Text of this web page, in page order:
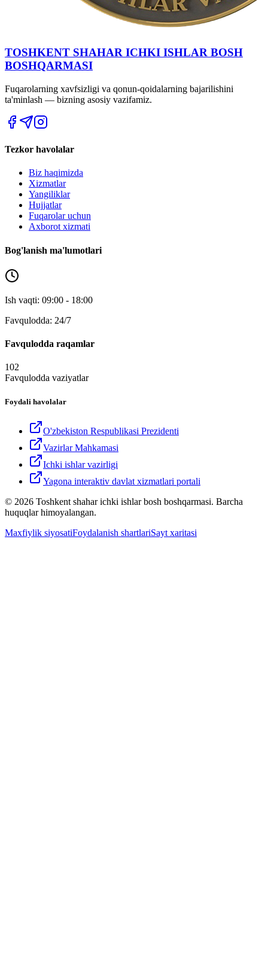
TOSHKENT SHAHAR IСHKI ISHLAR BOSH
BOSHQARMASI
Fuqarolarning xavfsizligi va qonun-qoidalarning bajarilishini
ta'minlash — bizning asosiy vazifamiz.
Tezkor havolalar
Biz haqimizda
Xizmatlar
Yangiliklar
Hujjatlar
Fuqarolar uchun
Axborot xizmati
Bog'lanish ma'lumotlari
Ish vaqti: 09:00 - 18:00
Favqulodda: 24/7
Favqulodda raqamlar
102
Favqulodda vaziyatlar
Foydali havolalar
O'zbekiston Respublikasi Prezidenti
Vazirlar Mahkamasi
Ichki ishlar vazirligi
Yagona interaktiv davlat xizmatlari portali
© 2026 Toshkent shahar ichki ishlar bosh boshqarmasi. Barcha
huquqlar himoyalangan.
Maxfiylik siyosatiFoydalanish shartlariSayt xaritasi